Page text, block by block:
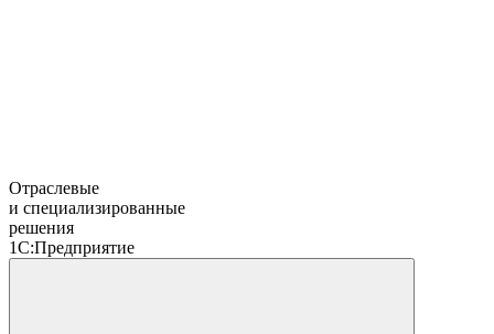
Отраслевые
и специализированные
решения
1С:Предприятие